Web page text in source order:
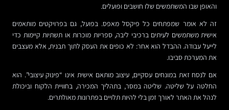
והאופן שבו המשתמשים שלו חושבים ופועלים.
זה לא אומר שמפתחים כל פיקסל מאפס. בפועל, גם בפרויקטים מותאמים
אישית משתמשים לעיתים ברכיבי ליבה, ספריות מוכרות או תשתיות קיימות כדי
לייעל עבודה. ההבדל הוא אחר: לא כופים את העסק לתוך תבנית, אלא מעצבים
את המערכת סביבו.
אם לנסח זאת במונחים עסקיים, עיצוב מותאם אישית אינו “פינוק עיצובי”. הוא
החלטה על שליטה. שליטה במסר, בתהליך המכירה, בחוויית הלקוח וביכולת
לנהל את האתר לאורך זמן בלי להיות תלויים בפתרונות מאולתרים.